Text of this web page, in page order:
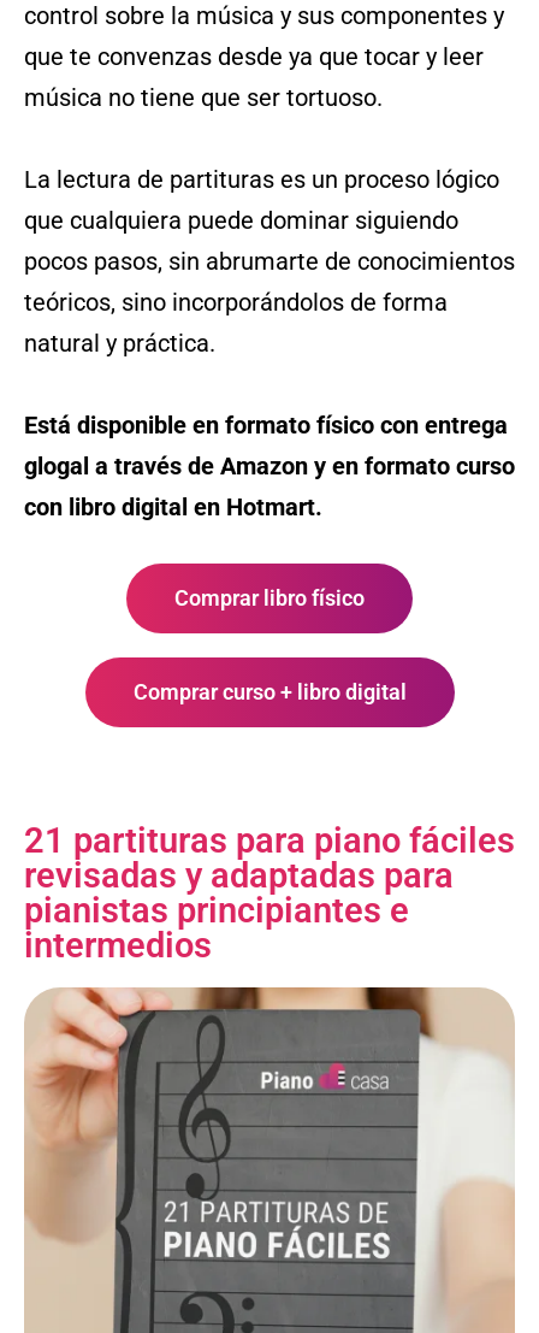
control sobre la música y sus componentes y
que te convenzas desde ya que tocar y leer
música no tiene que ser tortuoso.
La lectura de partituras es un proceso lógico
que cualquiera puede dominar siguiendo
pocos pasos, sin abrumarte de conocimientos
teóricos, sino incorporándolos de forma
natural y práctica.
Está disponible en formato físico con entrega
glogal a través de Amazon y en formato curso
con libro digital en Hotmart.
Comprar libro físico
Comprar curso + libro digital
21 partituras para piano fáciles
revisadas y adaptadas para
pianistas principiantes e
intermedios